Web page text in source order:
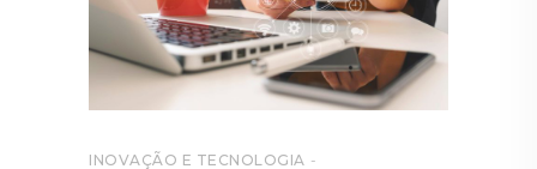
INOVAÇÃO E TECNOLOGIA